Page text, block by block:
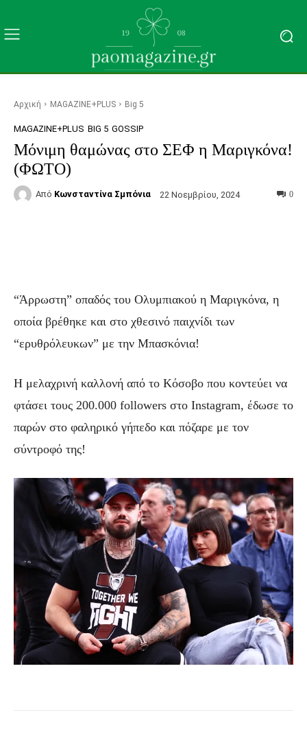
Αρχική MAGAZINE+PLUS Big 5
MAGAZINE+PLUS BIG 5 GOSSIP
Μόνιμη θαμώνας στο ΣΕΦ η Μαριγκόνα!
(ΦΩΤΟ)
Από Κωνσταντίνα Σμπόνια 22 Νοεμβρίου, 2024 0
“Άρρωστη” οπαδός του Ολυμπιακού η Μαριγκόνα, η
οποία βρέθηκε και στο χθεσινό παιχνίδι των
“ερυθρόλευκων” με την Μπασκόνια!
Η μελαχρινή καλλονή από το Κόσοβο που κοντεύει να
φτάσει τους 200.000 followers στο Instagram, έδωσε το
παρών στο φαληρικό γήπεδο και πόζαρε με τον
σύντροφό της!